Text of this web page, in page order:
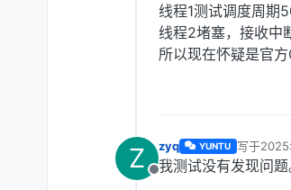
线程1测试调度周期
线程2堵塞，接收中
所以现在怀疑是官方
Z
离线
zyq YUNTU 写于2025
最后由 编
我测试没有发现问